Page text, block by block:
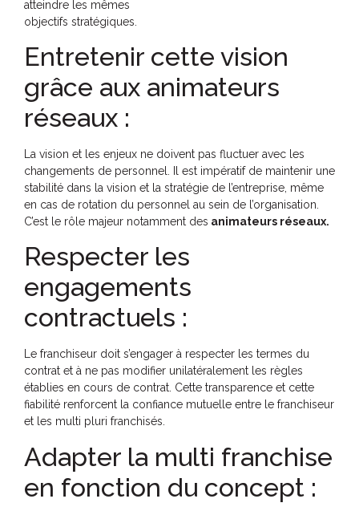
atteindre les mêmes
objectifs stratégiques.
Entretenir cette vision
grâce aux animateurs
réseaux :
La vision et les enjeux ne doivent pas fluctuer avec les
changements de personnel. Il est impératif de maintenir une
stabilité dans la vision et la stratégie de l’entreprise, même
en cas de rotation du personnel au sein de l’organisation.
C’est le rôle majeur notamment des animateurs réseaux.
Respecter les
engagements
contractuels :
Le franchiseur doit s’engager à respecter les termes du
contrat et à ne pas modifier unilatéralement les règles
établies en cours de contrat. Cette transparence et cette
fiabilité renforcent la confiance mutuelle entre le franchiseur
et les multi pluri franchisés.
Adapter la multi franchise
en fonction du concept :